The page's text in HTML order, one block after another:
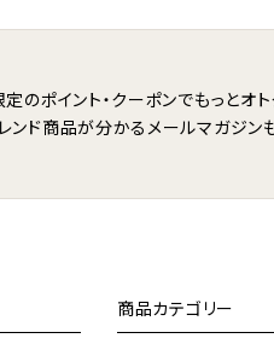
のポイント・クーポンでもっとオ
ンド商品が分かるメールマガジン
商品カテゴリー